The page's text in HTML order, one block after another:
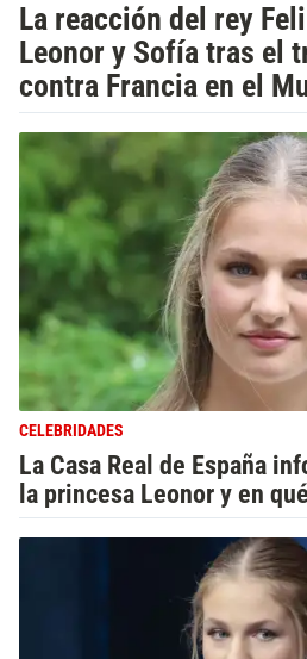
La reacción del rey
Leonor y Sofía tras el
contra Francia en el
CELEBRIDADES
La Casa Real de España
la princesa Leonor y en